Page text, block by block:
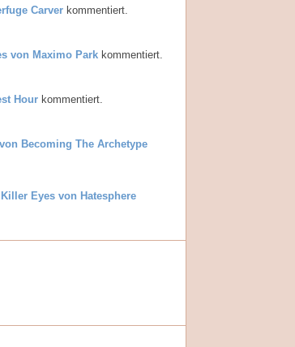
Carver kommentiert.
von Maximo Park kommentiert.
Hour kommentiert.
Becoming The Archetype
Eyes von Hatesphere